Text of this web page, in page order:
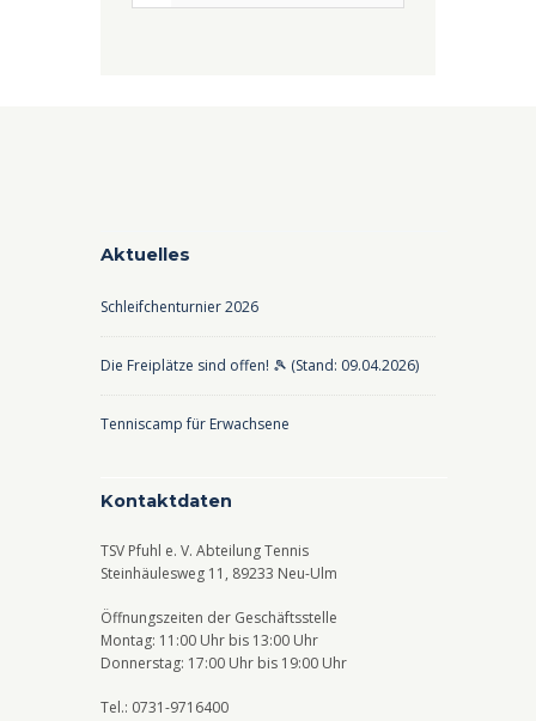
Aktuelles
Schleifchenturnier 2026
Die Freiplätze sind offen! 🎾 (Stand: 09.04.2026)
Tenniscamp für Erwachsene
Kontaktdaten
TSV Pfuhl e. V. Abteilung Tennis
Steinhäulesweg 11, 89233 Neu-Ulm
Öffnungszeiten der Geschäftsstelle
Montag: 11:00 Uhr bis 13:00 Uhr
Donnerstag: 17:00 Uhr bis 19:00 Uhr
Tel.: 0731-9716400